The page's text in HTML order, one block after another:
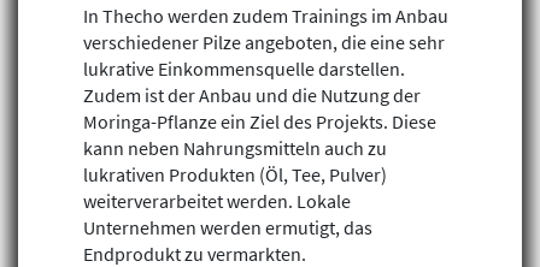
Klimagerechtigkeit
Geschlechtergerechtigkeit
Inklusion
In Thecho werden zudem Trainings im Anbau
verschiedener Pilze angeboten, die eine sehr
lukrative Einkommensquelle darstellen.
Zudem ist der Anbau und die Nutzung der
Moringa-Pflanze ein Ziel des Projekts. Diese
kann neben Nahrungsmitteln auch zu
lukrativen Produkten (Öl, Tee, Pulver)
weiterverarbeitet werden. Lokale
Unternehmen werden ermutigt, das
Endprodukt zu vermarkten.